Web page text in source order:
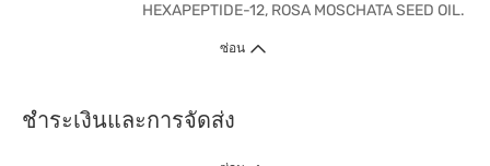
HEXAPEPTIDE-12, ROSA MOSCHATA SEED OIL.
ซ่อน
ชำระเงินและการจัดส่ง